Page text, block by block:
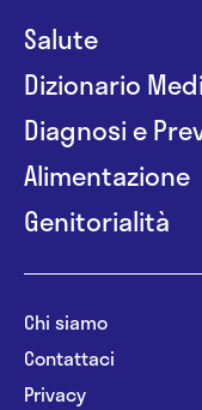
Salute
Dizionario
Diagnosi e
Alimentazione
Genitorialità
Chi siamo
Contattaci
Privacy